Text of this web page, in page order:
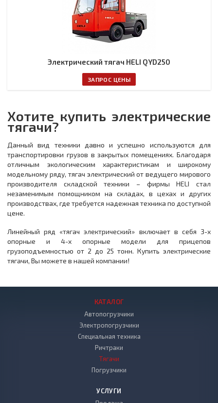
Электрический тягач HELI QYD250
ЗАПРОС ЦЕНЫ
Хотите купить электрические
тягачи?
Данный вид техники давно и успешно используются для
транспортировки грузов в закрытых помещениях. Благодаря
отличным экологическим характеристикам и широкому
модельному ряду, тягач электрический от ведущего мирового
производителя складской техники – фирмы HELI стал
незаменимым помощником на складах, в цехах и других
производствах, где требуется надежная техника по доступной
цене.
Линейный ряд «тягач электрический» включает в себя 3-х
опорные и 4-х опорные модели для прицепов
грузоподъемностью от 2 до 25 тонн. Купить электрические
тягачи, Вы можете в нашей компании!
КАТАЛОГ
Автопогрузчики
Электропогрузчики
Специальная техника
Ричтраки
Тягачи
Погрузчики
УСЛУГИ